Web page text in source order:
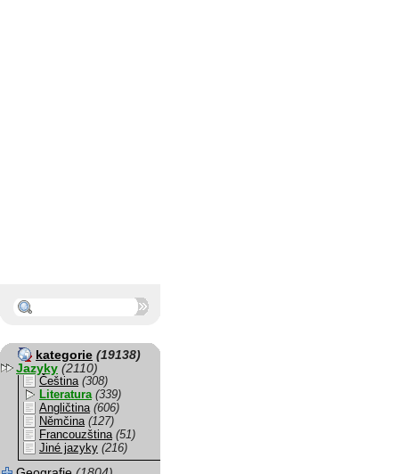
kategorie (19138)
Jazyky (2110)
Čeština (308)
Literatura (339)
Angličtina (606)
Němčina (127)
Francouzština (51)
Jiné jazyky (216)